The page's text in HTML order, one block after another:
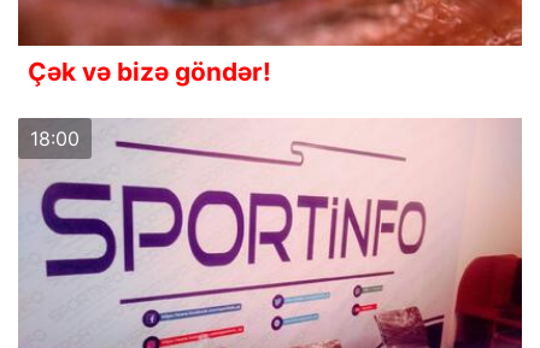
Çək və bizə göndər!
18:00